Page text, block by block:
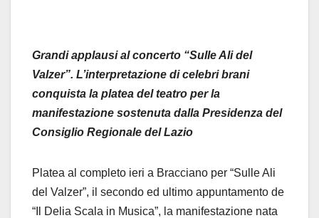
Grandi applausi al concerto “Sulle Ali del
Valzer”. L’interpretazione di celebri brani
conquista la platea del teatro per la
manifestazione sostenuta dalla Presidenza del
Consiglio Regionale del Lazio
Platea al completo ieri a Bracciano per “Sulle Ali
del Valzer”, il secondo ed ultimo appuntamento de
“Il Delia Scala in Musica”, la manifestazione nata